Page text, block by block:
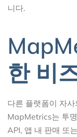
니다.
한 비
다른 플랫폼이 자
MapMetrics는 투
API, 앱 내 판매 또